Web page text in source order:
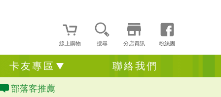
線上購物 搜尋 分店資訊 粉絲團
卡友專區 聯絡我們
部落客推薦